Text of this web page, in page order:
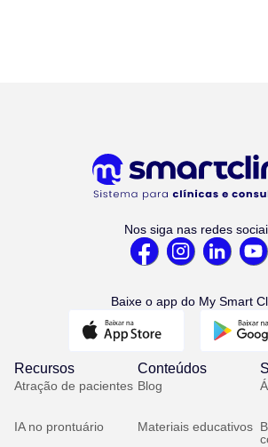
Nos siga nas redes
Baixe o app do My Smart
Recursos
Atração de pacientes
IA no prontuário
Conteúdos
Blog
Materiais educativos